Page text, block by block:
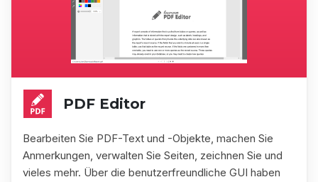
PDF Editor
Bearbeiten Sie PDF-Text und -Objekte, machen Sie
Anmerkungen, verwalten Sie Seiten, zeichnen Sie und
vieles mehr. Über die benutzerfreundliche GUI haben